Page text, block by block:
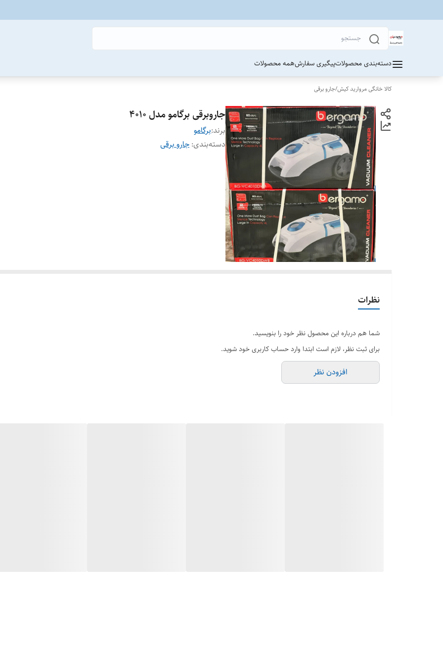
دسته‌بندی محصولاتپیگیری سفارشهمه محصولات
کالا خانگی مروارید کیش/جارو برقی
جاروبرقی برگامو مدل 4010
برند:برگامو
دسته‌بندی: جارو برقی
نظرات
شما هم درباره این محصول نظر خود را بنویسید.
برای ثبت نظر، لازم است ابتدا وارد حساب کاربری خود شوید.
افزودن نظر